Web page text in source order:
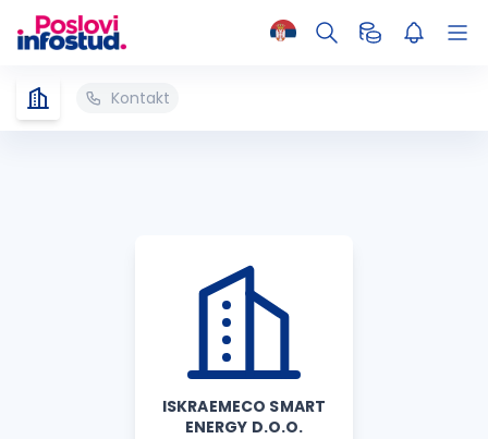
Kontakt
ISKRAEMECO SMART
ENERGY D.O.O.